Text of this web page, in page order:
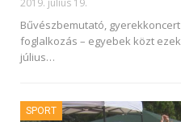
2019. július 19.
Bűvészbemutató,
foglalkozás – egyebek közt
július…
SPORT